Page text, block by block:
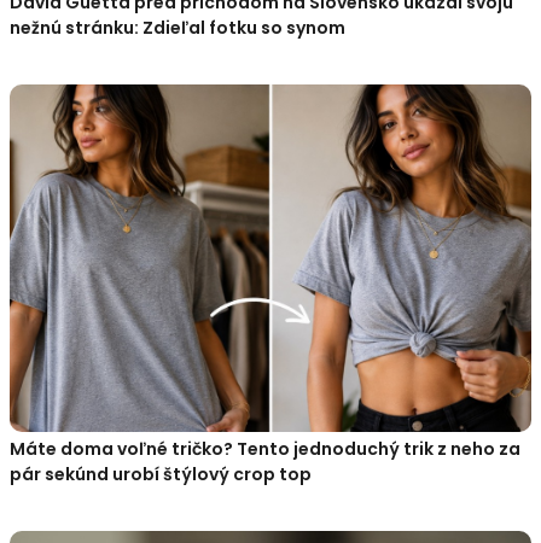
nežnú stránku: Zdieľal fotku so synom
Máte doma voľné tričko? Tento jednoduchý trik z neho za
pár sekúnd urobí štýlový crop top